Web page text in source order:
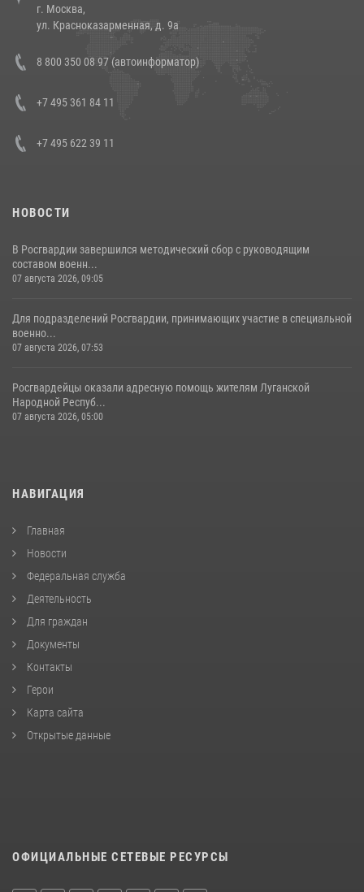
14 июля 2026, 12:20
В Росгвардии прошла военно-научная конференция по обобщению
боевого опыта
г. Москва,
ул. Красноказарменная, д. 9а
8 800 350 08 97 (автоинформатор)
+7 495 361 84 11
+7 495 622 39 11
НОВОСТИ
В Росгвардии завершился методический сбор с руководящим
составом военн...
07 августа 2026, 09:05
Для подразделений Росгвардии, принимающих участие в специальной
военно...
07 августа 2026, 07:53
Росгвардейцы оказали адресную помощь жителям Луганской
Народной Респуб...
07 августа 2026, 05:00
НАВИГАЦИЯ
Главная
Новости
Федеральная служба
Деятельность
Для граждан
Документы
Контакты
Герои
Карта сайта
Открытые данные
ОФИЦИАЛЬНЫЕ СЕТЕВЫЕ РЕСУРСЫ